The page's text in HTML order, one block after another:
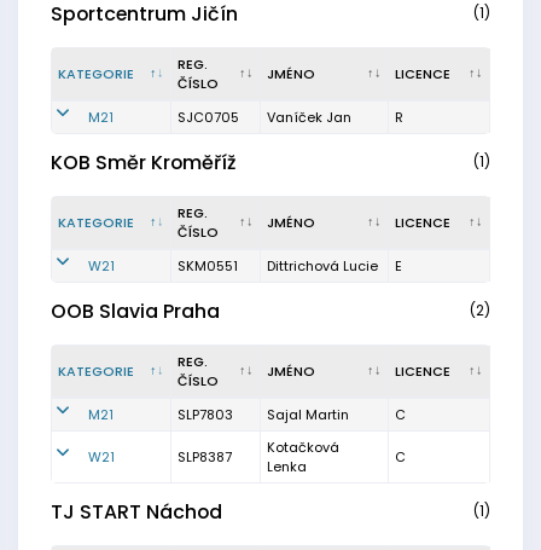
Sportcentrum Jičín (1)
KATEGORIE
REG.
ČÍSLO
JMÉNO LICENCE
M21 SJC0705 Vaníček Jan R
KOB Směr Kroměříž (1)
KATEGORIE
REG.
ČÍSLO
JMÉNO LICENCE
W21 SKM0551 Dittrichová Lucie E
OOB Slavia Praha (2)
KATEGORIE
REG.
ČÍSLO
JMÉNO LICENCE
M21 SLP7803 Sajal Martin C
W21 SLP8387
Kotačková
Lenka
C
TJ START Náchod (1)